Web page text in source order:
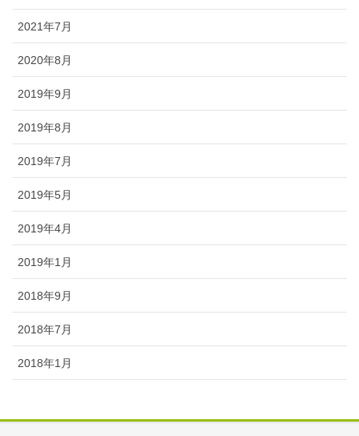
2021年7月
2020年8月
2019年9月
2019年8月
2019年7月
2019年5月
2019年4月
2019年1月
2018年9月
2018年7月
2018年1月